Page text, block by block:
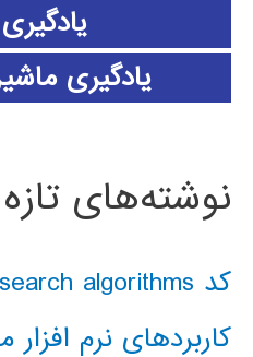
یادگیری
نوشته‌های تازه
کد classical AI search algorithms
کاربردهای نرم افزار